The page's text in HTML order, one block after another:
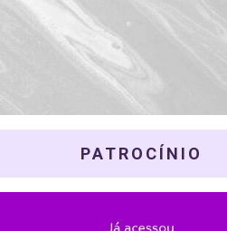
PATROCÍNIO